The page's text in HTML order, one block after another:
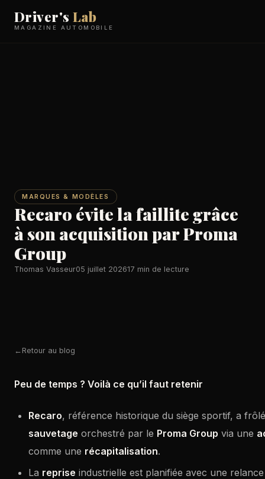
Driver'sLab
MAGAZINE AUTOMOBILE
MARQUES & MODÈLES
Recaro évite la faillite grâce
à son acquisition par Proma
Group
Thomas Vasseur05 juillet 202617 min de lecture
Retour au blog
Peu de temps ? Voilà ce qu’il faut retenir
Recaro, référence historique du siège sportif, a
sauvetage orchestré par le Proma Group via une
comme une récapitalisation.
La reprise industrielle est planifiée avec une